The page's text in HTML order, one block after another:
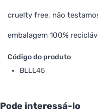
cruelty free, não
embalagem 100%
Código do produto
BLLL45
Pode interessá-lo